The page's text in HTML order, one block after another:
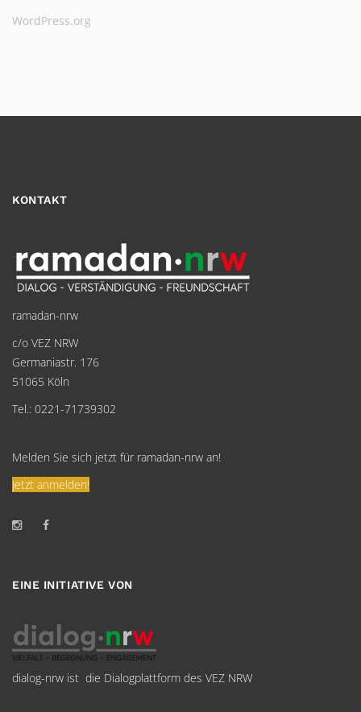
WordPress.org
KONTAKT
ramadan-nrw
c/o VEZ NRW
Germaniastr. 176
51065 Köln
Tel.: 0221-71739302
Melden Sie sich jetzt für ramadan-nrw an!
Jetzt anmelden!
EINE INITIATIVE VON
dialog-nrw ist die Dialogplattform des VEZ NRW